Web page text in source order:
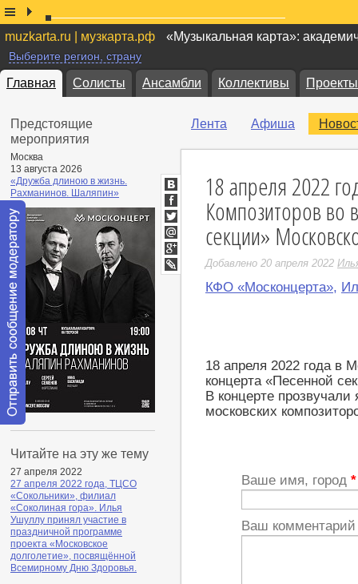
muzkarta.ru | музкарта.рф «Музыкальная карта»:
Выберите регион, страну
Главная Солисты Ансамбли Коллективы Проекты
Предстоящие
мероприятия
Москва
13 августа 2026
«Дружба длиною в жизнь.
Рахманинов. Шаляпин»
Читайте на эту же тему
27 апреля 2022
27 апреля 2022 года, ТЦСО
«Сокольники», филиал
«Соколиная гора». Илья
Ушуллу принял участие в
праздничной программе
проекта «Московское
долголетие», посвящённой
Всемирному Дню Здоровья.
Лента Афиша
18 апреля 2022
Композиторов во
секции»
Добавлено 20 апреля 2022
КФО «Москонцерта»,
18 апреля 2022 года в
концерта «Песенной
В концерте
московских
ВКонтакте
Facebook
Twitter
Мой
Мир
Google+
LiveJournal
Ваше имя, город *
Ваш
Отправить
модератору